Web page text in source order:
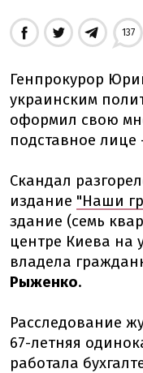
137
Генпрокурор
украинским
оформил свою
подставное лице
Скандал
издание "Наши
здание (семь
центре Киева на
владела
Рыженко.
Расследование
67-летняя
работала